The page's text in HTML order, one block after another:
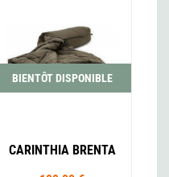
BIENTÔT DISPONIBLE
CARINTHIA BRENTA